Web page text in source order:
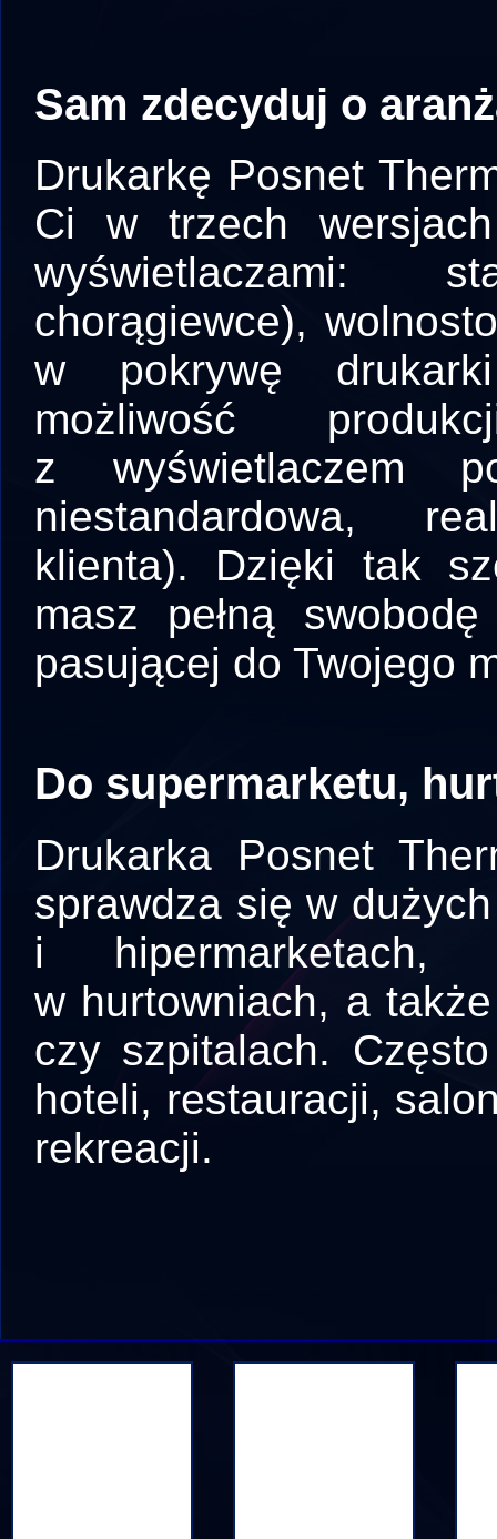
Sam zdecyduj o
Drukarkę Posnet
Ci w trzech
wyświetlaczami:
chorągiewce),
w pokrywę
możliwość
z wyświetlaczem
niestandardowa,
klienta). Dzięki tak
masz pełną
pasującej do Twojego
Do supermarketu,
Drukarka Posnet
sprawdza się w
i
w hurtowniach, a
czy szpitalach.
hoteli, restauracji,
rekreacji.